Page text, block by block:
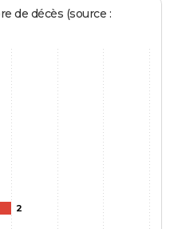
de décès (source :
2